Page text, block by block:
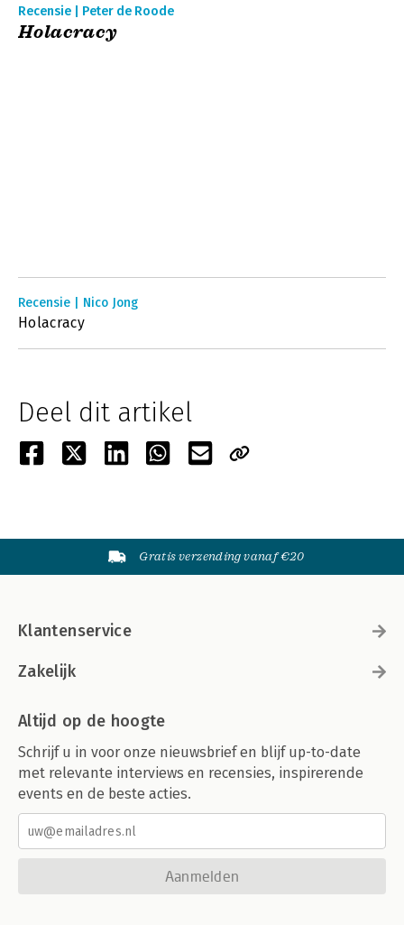
Recensie | Peter de Roode
Holacracy
Recensie | Nico Jong
Holacracy
Deel dit artikel
Gratis verzending vanaf €20
Klantenservice
Zakelijk
Altijd op de hoogte
Schrijf u in voor onze nieuwsbrief en blijf up-to-date
met relevante interviews en recensies, inspirerende
events en de beste acties.
Aanmelden